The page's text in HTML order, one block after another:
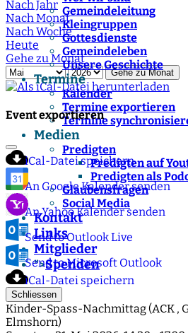
Gemeindeleitung
Kleingruppen
Gottesdienste
Gemeindeleben
Unsere Geschichte
Termine
Kalender
Termine exportieren
Termine
Medien
Predigten
Predigten auf
Predigten als
Glaubensfragen
Social Media
Kontakt
Links
Mitglieder
">Spenden
Nach Jahr
Nach Monat
Nach Woche
Heute
Gehe zu Monat
Gehe zu Monat
Event exportieren
iCal-Datei speichern
An Google Kalender senden
An Yahoo Kalender senden
Send to Outlook Live
Send to Microsoft Outlook
iCal-Datei speichern
Schliessen
Kinder-Spass-Nachmittag (ACK ,
Elmshorn)